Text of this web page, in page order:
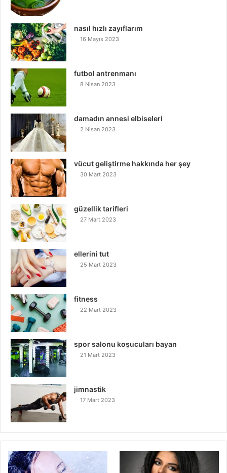
nasıl hızlı zayıflarım
16 Mayıs 2023
futbol antrenmanı
8 Nisan 2023
damadın annesi elbiseleri
2 Nisan 2023
vücut geliştirme hakkında her şey
30 Mart 2023
güzellik tarifleri
27 Mart 2023
ellerini tut
25 Mart 2023
fitness
22 Mart 2023
spor salonu koşucuları bayan
21 Mart 2023
jimnastik
17 Mart 2023